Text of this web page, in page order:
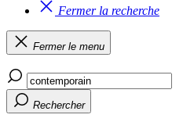
Fermer la recherche
Fermer le menu
Rechercher